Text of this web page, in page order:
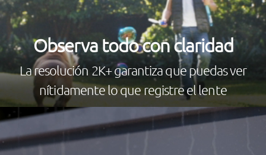
Observa todo con claridad
La resolución 2K+ garantiza que puedas ver
nítidamente lo que registre el lente